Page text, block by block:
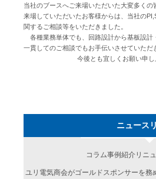
当社のブースへご来場いただいた大変多く
来場していただいたお客様からは、当社の
関するご相談等をいただきました。
各種業務単体でも、回路設計から基板設計
一貫してのご相談でもお手伝いさせていただ
今後とも宜しくお願い申し上
ニュース
コラム事例紹介リニ
ユリ電気商会がゴールドスポンサーを